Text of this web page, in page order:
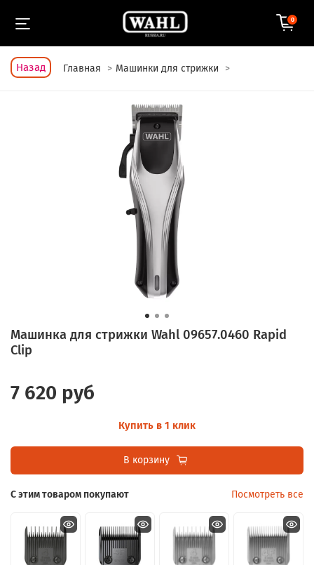
0
Назад Главная Машинки для стрижки
Машинка для стрижки Wahl 09657.0460 Rapid
Clip
7 620 руб
Купить в 1 клик
В корзину
С этим товаром покупают Посмотреть все